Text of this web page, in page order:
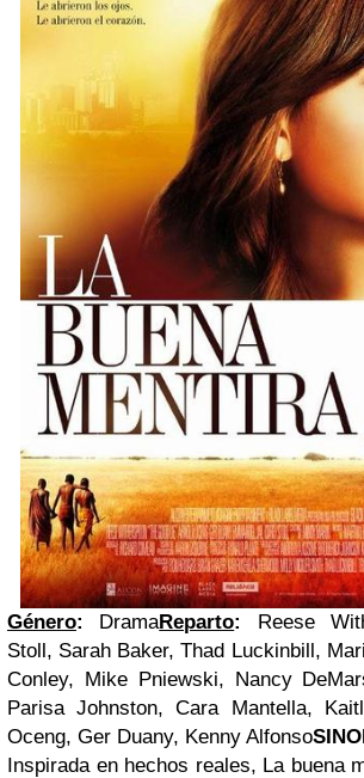
Género: DramaReparto:
Reese
Stoll, Sarah Baker, Thad Luckinbill,
Conley, Mike Pniewski, Nancy
Parisa Johnston, Cara Mantella,
Oceng, Ger Duany, Kenny Alfonso
Inspirada en hechos reales, La buena